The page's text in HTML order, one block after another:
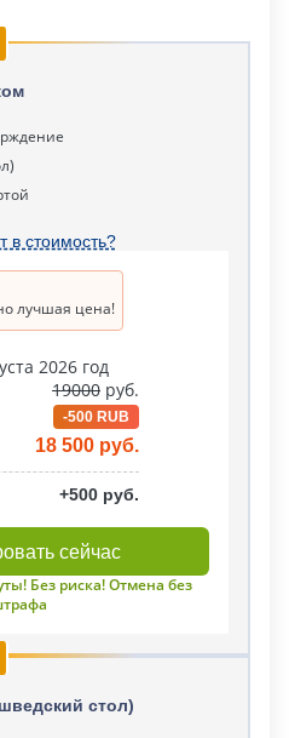
в стоимость?
лучшая цена!
2026 год
19000 руб.
-500 RUB
18 500 руб.
+500 руб.
сейчас
Без риска! Отмена без
стол)